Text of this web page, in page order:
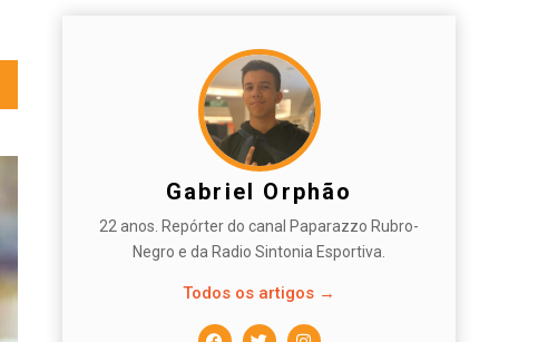
Gabriel Orphão
22 anos. Repórter do canal Paparazzo Rubro-
Negro e da Radio Sintonia Esportiva.
Todos os artigos →